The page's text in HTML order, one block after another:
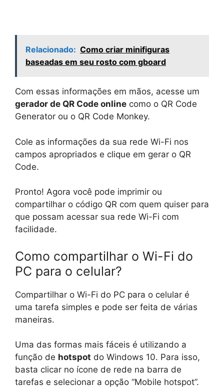
Relacionado: Como criar minifiguras
baseadas em seu rosto com gboard
Com essas informações em mãos, acesse um
gerador de QR Code online como o QR Code
Generator ou o QR Code Monkey.
Cole as informações da sua rede Wi-Fi nos
campos apropriados e clique em gerar o QR
Code.
Pronto! Agora você pode imprimir ou
compartilhar o código QR com quem quiser para
que possam acessar sua rede Wi-Fi com
facilidade.
Como compartilhar o Wi-Fi do
PC para o celular?
Compartilhar o Wi-Fi do PC para o celular é
uma tarefa simples e pode ser feita de várias
maneiras.
Uma das formas mais fáceis é utilizando a
função de hotspot do Windows 10. Para isso,
basta clicar no ícone de rede na barra de
tarefas e selecionar a opção “Mobile hotspot”.